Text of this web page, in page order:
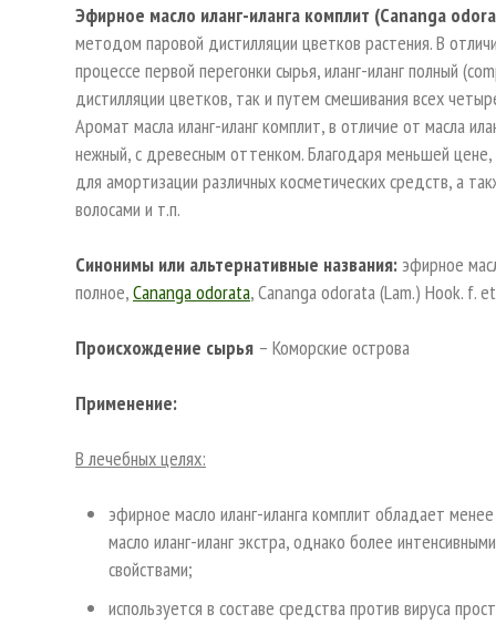
Эфирное масло иланг-иланга комплит (Cananga
методом паровой дистилляции цветков растения. В
процессе первой перегонки сырья, иланг-иланг полный
дистилляции цветков, так и путем смешивания всех
Аромат масла иланг-иланг комплит, в отличие от масла
нежный, с древесным оттенком. Благодаря меньшей
для амортизации различных косметических средств, а
волосами и т.п.
Синонимы или альтернативные названия:эфирное
полное,Cananga odorata, Cananga odorata (Lam.) Hook. f.
Происхождение сырья – Коморские острова
Применение:
В лечебных целях:
эфирное масло иланг-иланга комплит обладает
масло иланг-иланг экстра, однако более
свойствами;
используется в составе средства против вируса